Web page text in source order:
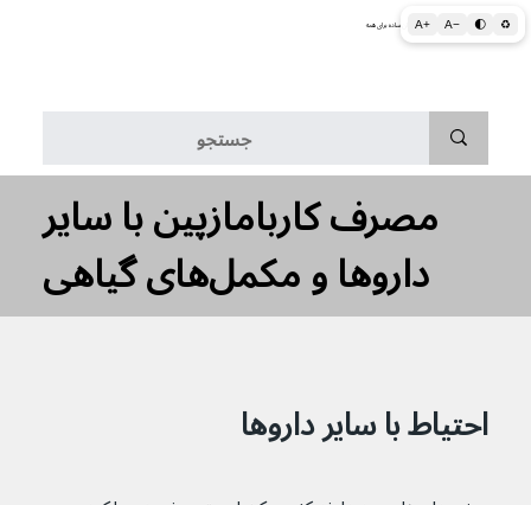
A+ A− 🌓 ♻ اطلاعات پزشکی و بهداشتی به زبان ساده برای همه
مصرف کاربامازپین با سایر
داروها و مکمل‌های گیاهی
احتیاط با سایر داروها